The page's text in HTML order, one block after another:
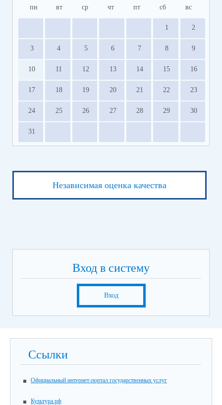
пн вт ср чт пт сб вс
1 2
3 4 5 6 7 8 9
10 11 12 13 14 15 16
17 18 19 20 21 22 23
24 25 26 27 28 29 30
31
Независимая оценка качества
Вход в систему
Вход
Ссылки
Официальный интернет-портал государственных услуг
Культура.рф